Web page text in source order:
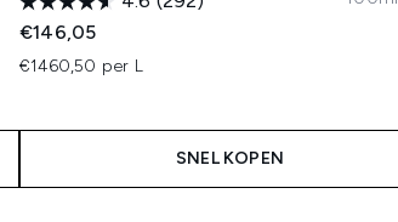
€146,05
€1460,50 per L
SNEL KOPEN